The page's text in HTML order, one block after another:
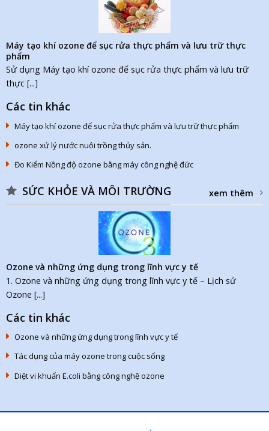
Máy tạo khí ozone để sục rửa thực phẩm và lưu trữ thực
phẩm
Sử dụng Máy tạo khí ozone để sục rửa thực phẩm và lưu trữ
thực [...]
Các tin khác
Máy tạo khí ozone để sục rửa thực phẩm và lưu trữ thực phẩm
ozone xử lý nước nuôi trồng thủy sản.
Đo Kiểm Nồng độ ozone bằng máy công nghệ đức
SỨC KHỎE VÀ MÔI TRƯỜNG xem thêm
Ozone và những ứng dụng trong lĩnh vực y tế
1. Ozone và những ứng dụng trong lĩnh vực y tế – Lịch sử
Ozone [...]
Các tin khác
Ozone và những ứng dụng trong lĩnh vực y tế
Tác dụng của máy ozone trong cuộc sống
Diệt vi khuẩn E.coli bằng công nghệ ozone